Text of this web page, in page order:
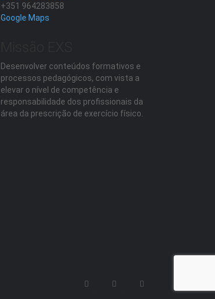
+351 964283858
Google Maps
Desenvolver conteúdos formativos e
processos pedagógicos, com vista a
elevar o nível de competência e
responsabilidade dos profissionais da
área da prescrição de exercício físico.